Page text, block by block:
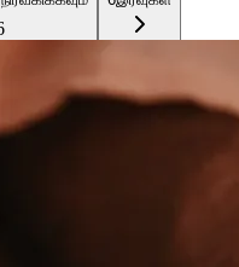
செல்கிறது என்று கேளுங்கள் -